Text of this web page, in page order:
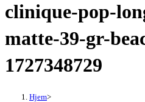
clinique-pop-
matte-39-gr-
1727348729
Hjem>